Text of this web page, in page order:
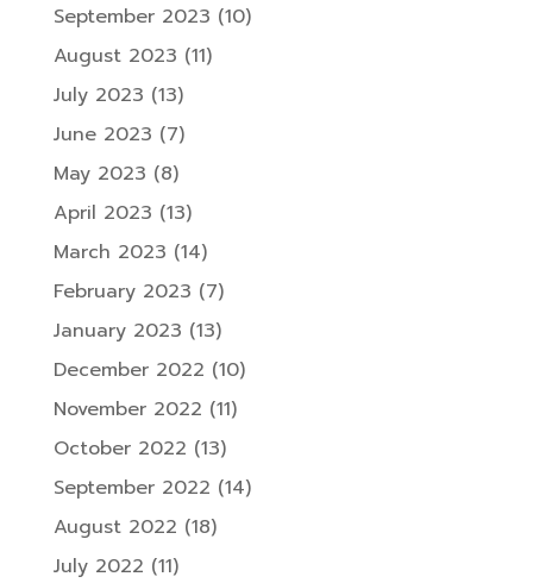
September 2023 (10)
August 2023 (11)
July 2023 (13)
June 2023 (7)
May 2023 (8)
April 2023 (13)
March 2023 (14)
February 2023 (7)
January 2023 (13)
December 2022 (10)
November 2022 (11)
October 2022 (13)
September 2022 (14)
August 2022 (18)
July 2022 (11)